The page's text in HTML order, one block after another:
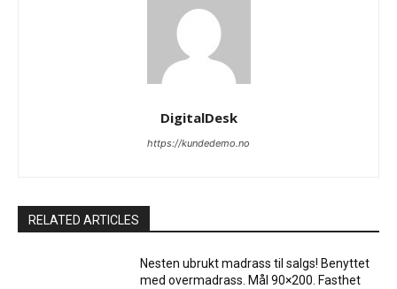
DigitalDesk
https://kundedemo.no
RELATED ARTICLES
Nesten ubrukt madrass til salgs! Benyttet
med overmadrass. Mål 90×200. Fasthet